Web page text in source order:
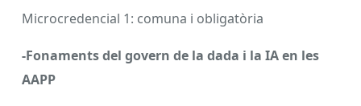
Microcredencial 1: comuna i obligatòria
-Fonaments del govern de la dada i la IA en les
AAPP